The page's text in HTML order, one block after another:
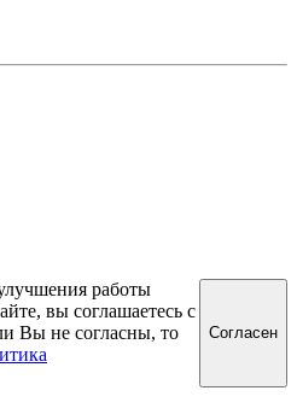
работы
вы соглашаетесь с
Вы не согласны, то
Cогласен